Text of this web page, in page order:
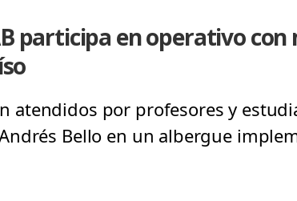
participa en operativo con
atendidos por profesores y
Bello en un albergue